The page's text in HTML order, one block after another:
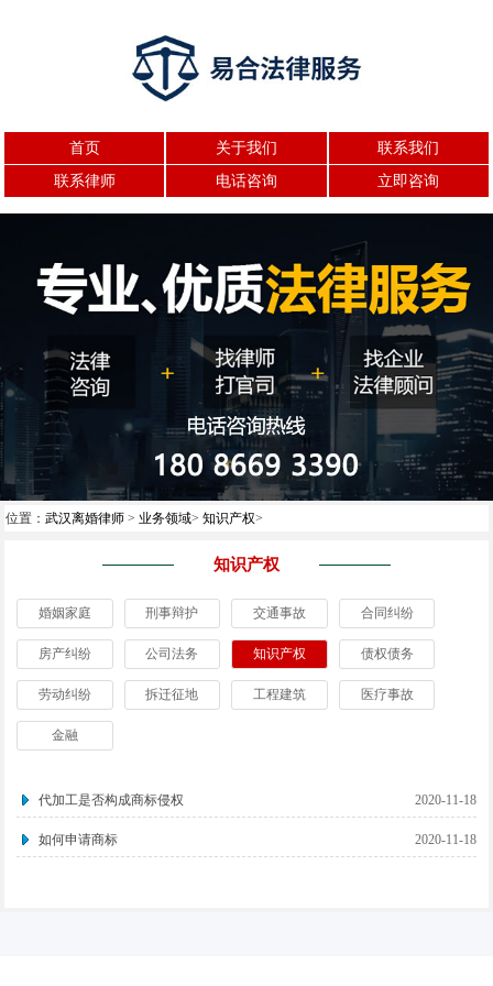
首页 关于我们
联系我们
联系律师
电话咨询 立即咨询
位置： 武汉离婚律师 > 业务领域> 知识产权>
知识产权
婚姻家庭 刑事辩护 交通事故 合同纠纷
房产纠纷 公司法务 知识产权 债权债务
劳动纠纷 拆迁征地 工程建筑 医疗事故
金融
2020-11-18
代加工是否构成商标侵权
2020-11-18
如何申请商标